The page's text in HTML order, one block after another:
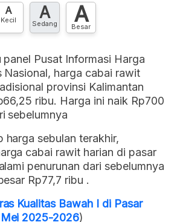
sekarang »
A
Kecil A
Sedang A
Besar
panel Pusat Informasi Harga
Nasional, harga cabai rawit
provinsi Kalimantan
ribu. Harga ini naik Rp700
sebelumnya
harga sebulan terakhir,
cabai rawit harian di pasar
penurunan dari sebelumnya
Rp77,7 ribu .
Kualitas Bawah I di Pasar
2025-2026)